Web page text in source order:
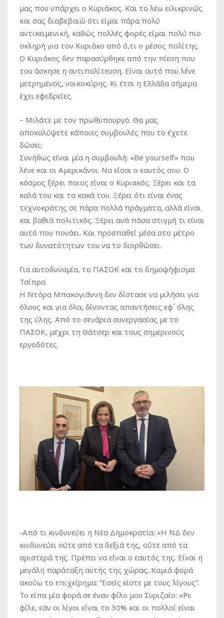
μας που υπάρχει ο Κυριάκος. Και το λέω ειλικρινώς
και σας διαβεβαιώ ότι είμαι πάρα πολύ
αντικειμενική, καθώς πολλές φορές είμαι πολύ πιο
σκληρή για τον Κυριάκο από ό,τι ο μέσος πολίτης.
Ο Κυριάκος δεν παρασύρθηκε από την πίεση που
του άσκησε η αντιπολίτευση. Είναι αυτό που λένε
μετρημένος, νοικοκύρης. Κι έτσι η Ελλάδα σήμερα
έχει εφεδρείες.
– Μιλάτε με τον πρωθυπουργό. Θα μας
αποκαλύψετε κάποιες συμβουλές που το έχετε
δώσει;
Συνήθως είναι μία η συμβουλή: «Be yourself» που
λένε και οι Αμερικάνοι. Να είσαι ο εαυτός σου. Ο
κόσμος ξέρει ποιος είναι ο Κυριακός. Ξέρει και τα
καλά του και τα κακά του. Ξέρει ότι είναι ένας
τεχνοκράτης σε πάρα πολλά πράγματα, αλλά είναι
και βαθιά πολιτικός. Ξέρει ανά πάσα στιγμή τι είναι
αυτό που πονάει. Και προσπαθεί μέσα στο μέτρο
των δυνατότητων του να το διορθώσει.
Για αυτοδυναμία, το ΠΑΣΟΚ και το δημοψήφισμα
Τσίπρα
Η Ντόρα Μπακογιάννη δεν δίστασε να μιλήσει για
όλους και για όλα, δίνοντας απαντήσεις εφ΄ όλης
της ύλης. Από το σενάρια συνεργασίας με το
ΠΑΣΟΚ, μέχρι τη Θάτσερ και τους σημερινούς
εργοδότες.
-Από τι κινδυνεύει η Νέα Δημοκρατία: «Η ΝΔ δεν
κινδυνεύει ούτε από τα δεξιά της, ούτε από τα
αριστερά της. Πρέπει να είναι ο εαυτός της. Είναι η
μεγάλη παράταξη αυτής της χώρας. Καμιά φορά
ακούω το επιχείρημα: ”Εσείς είστε με τους λίγους”.
Το είπα μία φορά σε έναν φίλο μου Συριζαίο: «Ρε
φίλε, εάν οι λίγοι είναι το 30% και οι πολλοί είναι